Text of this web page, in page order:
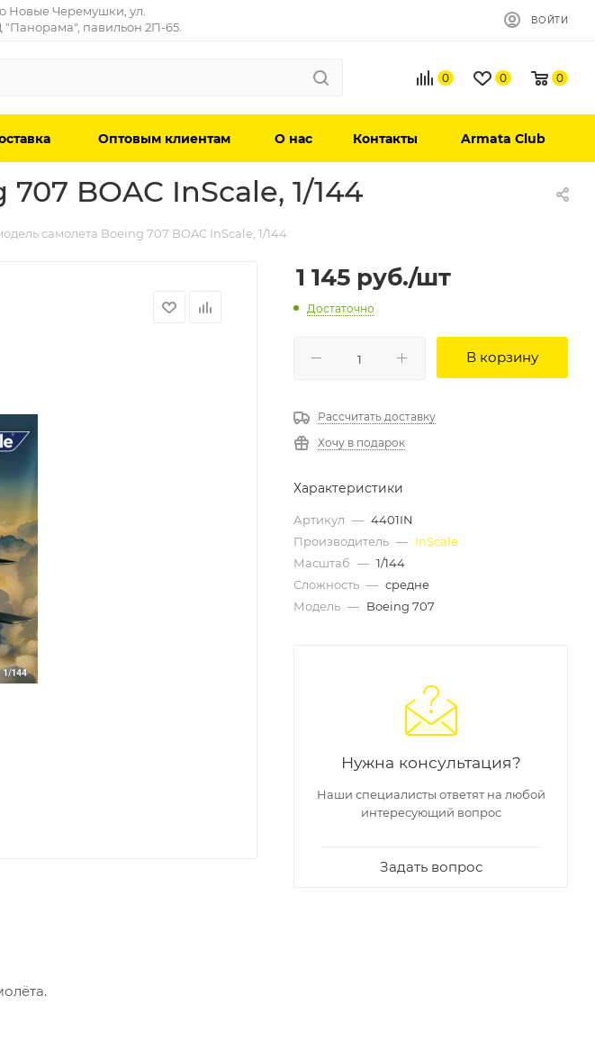
Новые Черемушки, ул.
"Панорама", павильон 2П-65.
ВОЙТИ
0 0 0
Оптовым клиентам О нас Контакты Armata Club
BOAC InScale, 1/144
самолета Boeing 707 BOAC InScale, 1/144
1 145 руб./шт
Достаточно
В корзину
Рассчитать доставку
Хочу в подарок
Характеристики
Артикул — 4401IN
Производитель — InScale
Масштаб — 1/144
Сложность — средне
Модель — Boeing 707
Нужна консультация?
Наши специалисты ответят на любой
интересующий вопрос
Задать вопрос